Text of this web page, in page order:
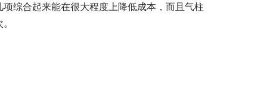
综合起来能在很大程度上降低成本，而且气柱